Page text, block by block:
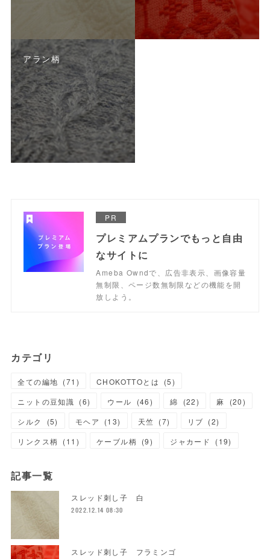
アラン柄
PR
プレミアムプランでもっと自由
なサイトに
Ameba Owndで、広告非表示、画像容量
無制限、ページ数無制限などの機能を開
放しよう。
カテゴリ
全ての編地 (71 ) CHOKOTTOとは (5)
ニットの豆知識 (6) ウール (46) 綿 (22) 麻 (20)
シルク
(5) モヘア (13) 天竺 (7) リブ (2)
リンクス柄 (11 ) ケーブル柄 (9) ジャカード (19)
記事一覧
スレッド刺し子 白
2022.12.14 08:30
スレッド刺し子 フラミンゴ